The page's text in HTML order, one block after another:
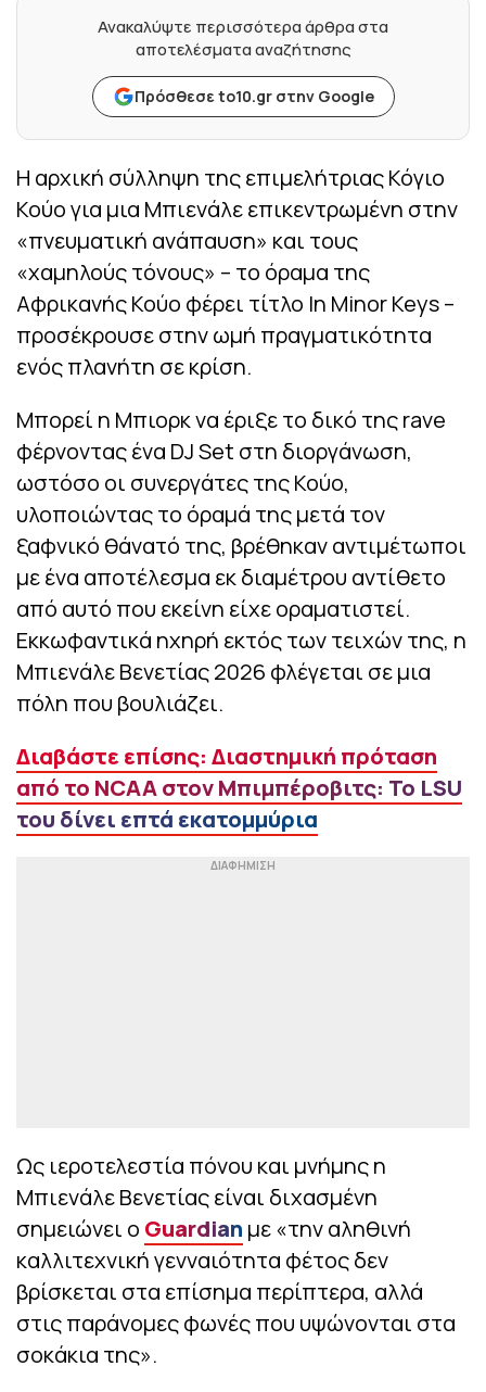
Ανακαλύψτε περισσότερα άρθρα στα
αποτελέσματα αναζήτησης
Πρόσθεσε to10.gr στην Google
Η αρχική σύλληψη της επιμελήτριας Κόγιο
Κούο για μια Μπιενάλε επικεντρωμένη στην
«πνευματική ανάπαυση» και τους
«χαμηλούς τόνους» – το όραμα της
Αφρικανής Κούο φέρει τίτλο In Minor Keys –
προσέκρουσε στην ωμή πραγματικότητα
ενός πλανήτη σε κρίση.
Μπορεί η Μπιορκ να έριξε το δικό της rave
φέρνοντας ένα DJ Set στη διοργάνωση,
ωστόσο οι συνεργάτες της Κούο,
υλοποιώντας το όραμά της μετά τον
ξαφνικό θάνατό της, βρέθηκαν αντιμέτωποι
με ένα αποτέλεσμα εκ διαμέτρου αντίθετο
από αυτό που εκείνη είχε οραματιστεί.
Εκκωφαντικά ηχηρή εκτός των τειχών της, η
Μπιενάλε Βενετίας 2026 φλέγεται σε μια
πόλη που βουλιάζει.
Διαβάστε επίσης: Διαστημική πρόταση
από το NCAA στον Μπιμπέροβιτς: Το LSU
του δίνει επτά εκατομμύρια
Ως ιεροτελεστία πόνου και μνήμης η
Μπιενάλε Βενετίας είναι διχασμένη
σημειώνει ο Guardian με «την αληθινή
καλλιτεχνική γενναιότητα φέτος δεν
βρίσκεται στα επίσημα περίπτερα, αλλά
στις παράνομες φωνές που υψώνονται στα
σοκάκια της».